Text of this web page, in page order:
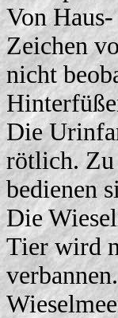
Von
Zeichen
nicht
Die
rötlich. Zu
bedienen
Die
Tier wird